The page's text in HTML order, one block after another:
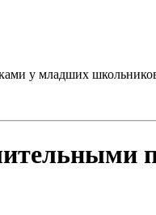
у младших